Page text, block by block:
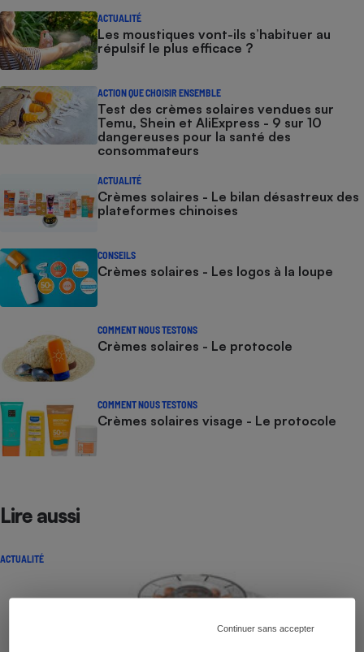
Continuer sans accepter
ACTUALITÉ
Les moustiques vont-ils s’habituer au
répulsif le plus efficace ?
ACTION QUE CHOISIR ENSEMBLE
Test des crèmes solaires vendues sur
Temu, Shein et AliExpress - 9 sur 10
dangereuses pour la santé des
consommateurs
ACTUALITÉ
Crèmes solaires - Le bilan désastreux des
plateformes chinoises
CONSEILS
Crèmes solaires - Les logos à la loupe
COMMENT NOUS TESTONS
Crèmes solaires - Le protocole
COMMENT NOUS TESTONS
Crèmes solaires visage - Le protocole
Lire aussi
ACTUALITÉ